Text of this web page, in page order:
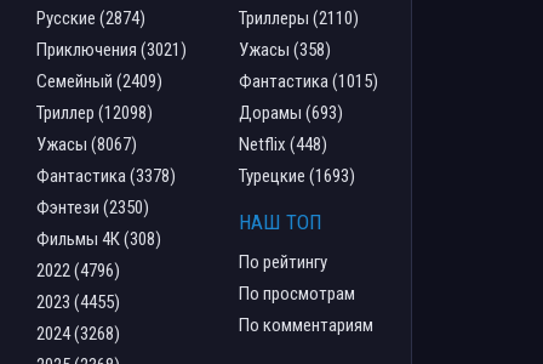
Русские (2874)
Приключения (3021)
Семейный (2409)
Триллер (12098)
Ужасы (8067)
Фантастика (3378)
Фэнтези (2350)
Фильмы 4К (308)
2022 (4796)
2023 (4455)
2024 (3268)
Триллеры (2110)
Ужасы (358)
Фантастика (1015)
Дорамы (693)
Netflix (448)
Турецкие (1693)
НАШ ТОП
По рейтингу
По просмотрам
По комментариям